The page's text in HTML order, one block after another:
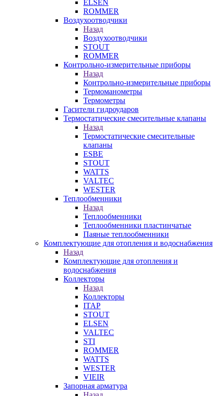
ELSEN
ROMMER
Воздухоотводчики
Назад
Воздухоотводчики
STOUT
ROMMER
Контрольно-измерительные приборы
Назад
Контрольно-измерительные приборы
Термоманометры
Термометры
Гасители гидроударов
Термостатические смесительные клапаны
Назад
Термостатические смесительные
клапаны
ESBE
STOUT
WATTS
VALTEC
WESTER
Теплообменники
Назад
Теплообменники
Теплообменники пластинчатые
Паяные теплообменники
Комплектующие для отопления и водоснабжения
Назад
Комплектующие для отопления и
водоснабжения
Коллекторы
Назад
Коллекторы
ITAP
STOUT
ELSEN
VALTEC
STI
ROMMER
WATTS
WESTER
VIEIR
Запорная арматура